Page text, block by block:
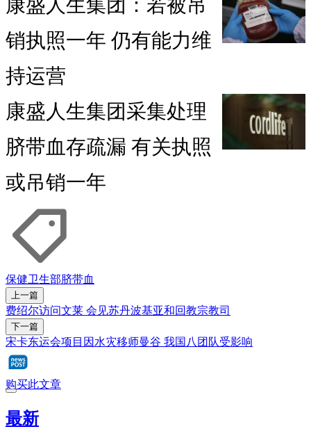
康盛人生集团：若被吊
销执照一年 仍有能力维
持运营
康盛人生集团采集处理
脐带血存疏漏 有关执照
或吊销一年
保健卫生部脐带血
上一篇
费绍尔访问文莱 会见苏丹波基亚和回教宗教司
下一篇
宋卡东运会项目因水灾移师曼谷 我国八团队受影响
购买此文章
最新